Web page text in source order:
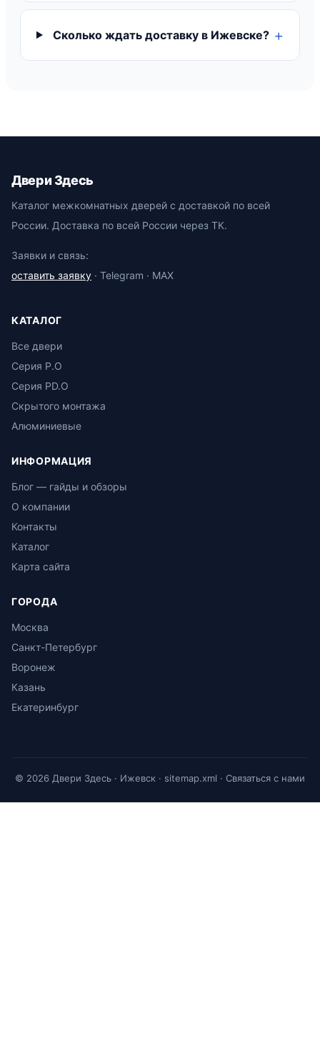
Сколько ждать доставку в Ижевске?
Двери Здесь
Каталог межкомнатных дверей с доставкой по всей
России. Доставка по всей России через ТК.
Заявки и связь:
оставить заявку · Telegram · MAX
КАТАЛОГ
Все двери
Серия P.O
Серия PD.O
Скрытого монтажа
Алюминиевые
ИНФОРМАЦИЯ
Блог — гайды и обзоры
О компании
Контакты
Каталог
Карта сайта
ГОРОДА
Москва
Санкт-Петербург
Воронеж
Казань
Екатеринбург
© 2026 Двери Здесь · Ижевск · sitemap.xml · Связаться с нами